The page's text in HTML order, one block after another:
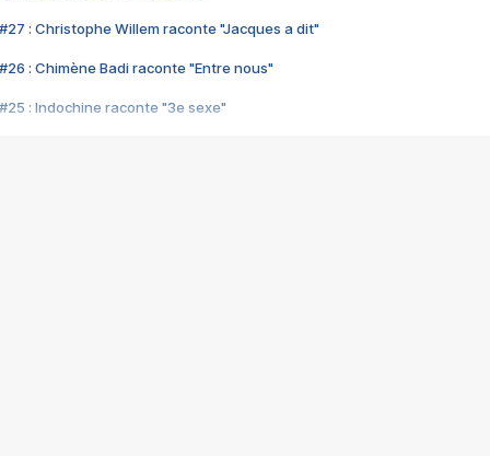
#27 : Christophe Willem raconte "Jacques a dit"
#26 : Chimène Badi raconte "Entre nous"
#25 : Indochine raconte "3e sexe"